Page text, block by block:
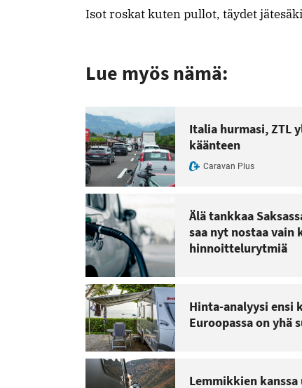
Isot roskat kuten pullot, täydet
Lue myös nämä:
Italia hurmasi, ZTL
käänteen
Caravan Plus
Älä tankkaa
saa nyt nostaa vain
hinnoittelurytmiä
Hinta-analyysi ensi
Euroopassa on yhä
Lemmikkien